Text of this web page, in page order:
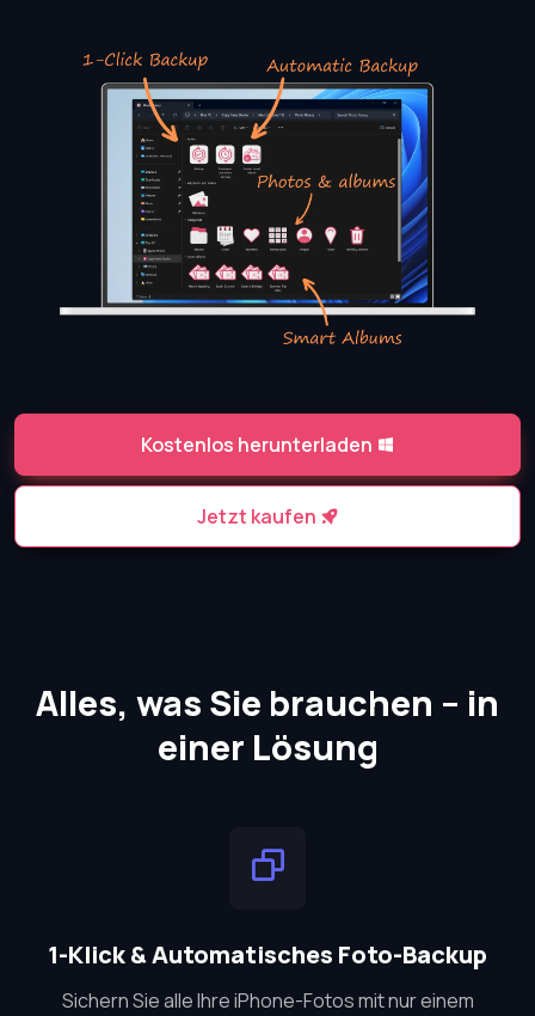
Kostenlos herunterladen
Jetzt kaufen
Alles, was Sie brauchen – in
einer Lösung
1-Klick & Automatisches Foto-Backup
Sichern Sie alle Ihre iPhone-Fotos mit nur einem